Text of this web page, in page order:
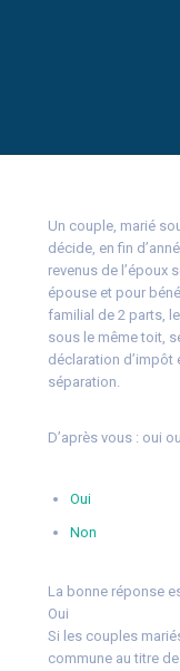
Un couple, marié
décide, en fin
revenus de l’époux
épouse et pour
familial de 2 parts,
sous le même toit,
déclaration d’impôt
séparation.
D’après vous : oui
Oui
Non
La bonne réponse
Oui
Si les couples
commune au titre